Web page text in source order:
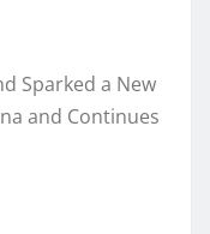
Sparked a New
and Continues